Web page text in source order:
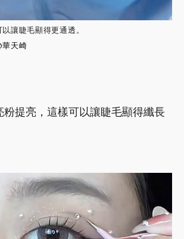
讓睫毛顯得更通透。
華天崎
粉提亮，這樣可以讓睫毛顯得纖長